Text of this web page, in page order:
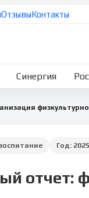
ОтзывыКонтакты
Синергия
Год: 2025
отчет: